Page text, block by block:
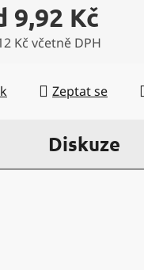
9,92 Kč
Kč včetně DPH
Zeptat se
Diskuze